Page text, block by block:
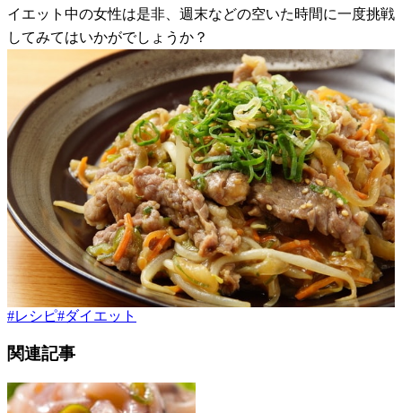
イエット中の女性は是非、週末などの空いた時間に一度挑戦
してみてはいかがでしょうか？
#レシピ#ダイエット
関連記事